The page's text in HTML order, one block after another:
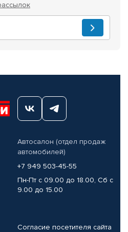
Автосалон (отдел продаж
автомобилей)
+7 949 503-45-55
Пн-Пт с 09.00 до 18.00, Сб с
9.00 до 15.00
Согласие посетителя сайта